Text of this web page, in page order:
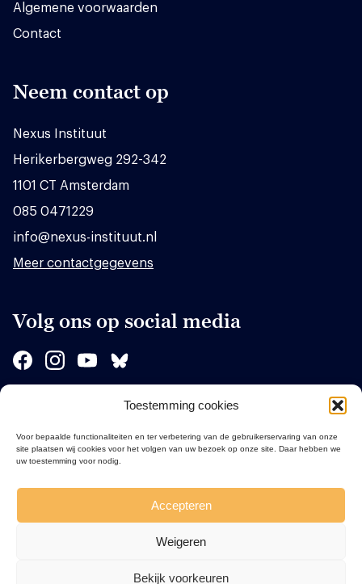
Toestemming cookies
Voor bepaalde functionaliteiten en ter verbetering van de gebruikerservaring van onze
site plaatsen wij cookies voor het volgen van uw bezoek op onze site. Daar hebben we
uw toestemming voor nodig.
Accepteren
Weigeren
Bekijk voorkeuren
Algemene voorwaarden
Contact
Neem contact op
Nexus Instituut
Herikerbergweg 292-342
1101 CT Amsterdam
085 0471229
info@nexus-instituut.nl
Meer contactgegevens
Volg ons op social media